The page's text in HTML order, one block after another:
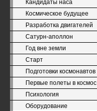
Кандидаты наса
Космическое будущее
Разработка двигателей
Сатурн-аполлон
Год вне земли
Старт
Подготовки космонавтов
Первые полеты в космос
Психология
Оборудование